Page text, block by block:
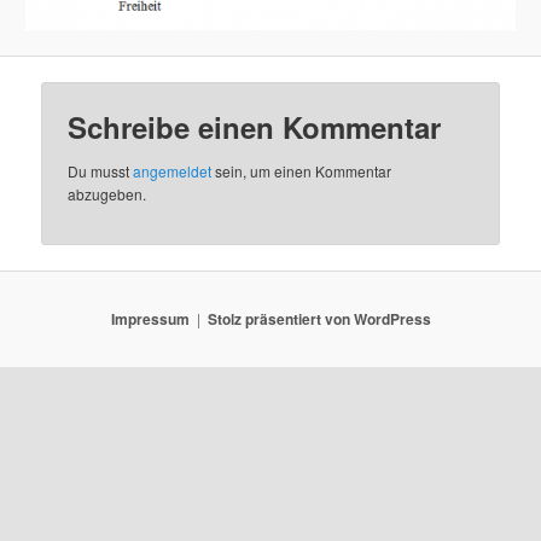
Schreibe einen Kommentar
Du musstangemeldetsein, um einen Kommentar
abzugeben.
Impressum Stolz präsentiert von WordPress